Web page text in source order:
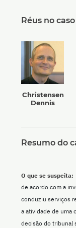
Réus no caso
Christensen
Dennis
Resumo do
O que se suspeita:
de acordo com a
conduziu serviços
a atividade de uma
decisão do tribunal